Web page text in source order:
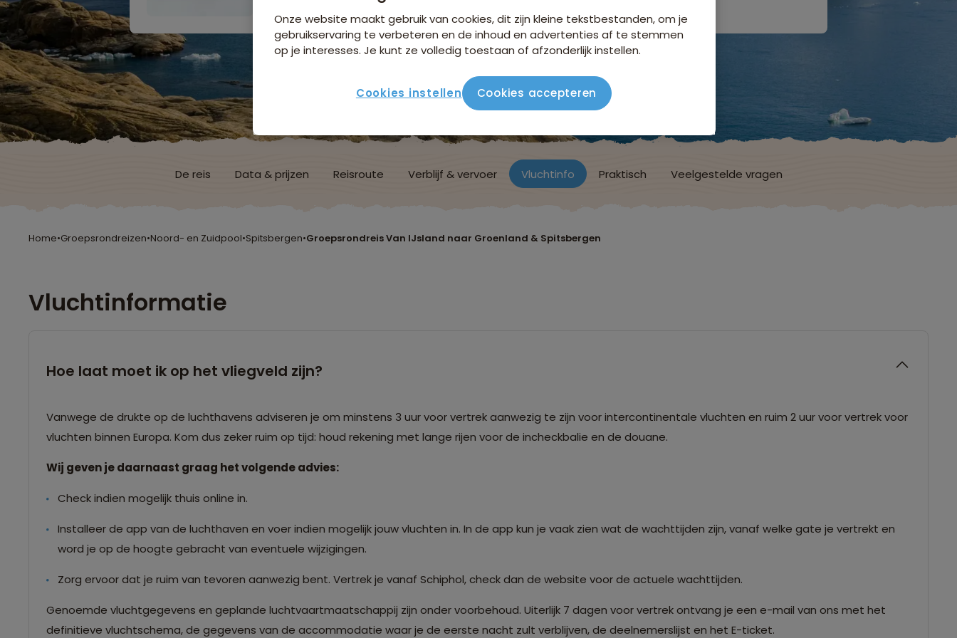
De reis Data & prijzen Reisroute Verblijf & vervoer Vluchtinfo Praktisch Veelgestelde vragen
Home•Groepsrondreizen•Noord- en Zuidpool•Spitsbergen•Groepsrondreis Van IJsland naar Groenland & Spitsbergen
Vluchtinformatie
Hoe laat moet ik op het vliegveld zijn?
Vanwege de drukte op de luchthavens adviseren je om minstens 3 uur voor vertrek aanwezig te zijn voor intercontinentale vluchten en ruim 2 uur voor vertrek voor
vluchten binnen Europa. Kom dus zeker ruim op tijd: houd rekening met lange rijen voor de incheckbalie en de douane.
Wij geven je daarnaast graag het volgende advies:
Check indien mogelijk thuis online in.
Installeer de app van de luchthaven en voer indien mogelijk jouw vluchten in. In de app kun je vaak zien wat de wachttijden zijn, vanaf welke gate je vertrekt en
word je op de hoogte gebracht van eventuele wijzigingen.
Zorg ervoor dat je ruim van tevoren aanwezig bent. Vertrek je vanaf Schiphol, check dan de website voor de actuele wachttijden.
Genoemde vluchtgegevens en geplande luchtvaartmaatschappij zijn onder voorbehoud. Uiterlijk 7 dagen voor vertrek ontvang je een e-mail van ons met het
definitieve vluchtschema, de gegevens van de accommodatie waar je de eerste nacht zult verblijven, de deelnemerslijst en het E-ticket.
Onze website maakt gebruik van cookies, dit zijn kleine tekstbestanden, om je
gebruikservaring te verbeteren en de inhoud en advertenties af te stemmen
op je interesses. Je kunt ze volledig toestaan of afzonderlijk instellen.
Cookies instellen Cookies accepteren